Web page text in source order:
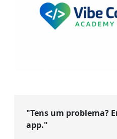
"Tens um problema?
app."